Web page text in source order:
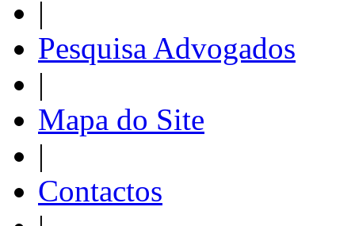
|
Pesquisa Advogados
|
Mapa do Site
|
Contactos